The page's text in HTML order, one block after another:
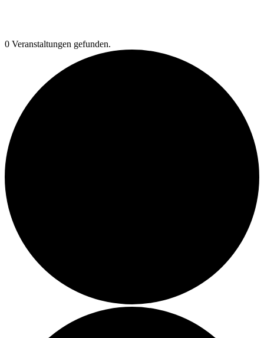
0 Veranstaltungen gefunden.